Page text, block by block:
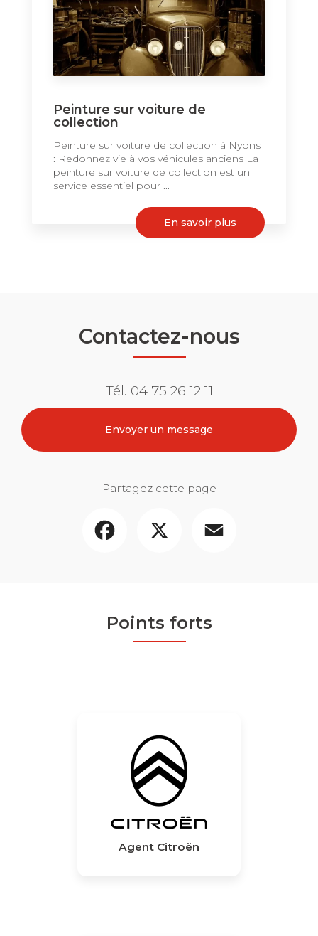
Peinture sur voiture de
collection
Peinture sur voiture de collection à Nyons
: Redonnez vie à vos véhicules anciens La
peinture sur voiture de collection est un
service essentiel pour ...
En savoir plus
Contactez-nous
Tél. 04 75 26 12 11
Envoyer un message
Partagez cette page
Points forts
Agent Citroën